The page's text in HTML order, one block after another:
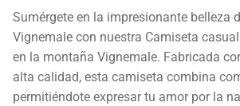
Sumérgete en la impresionante belleza
Vignemale con nuestra Camiseta
en la montaña Vignemale. Fabricada
alta calidad, esta camiseta combina
permitiéndote expresar tu amor por la